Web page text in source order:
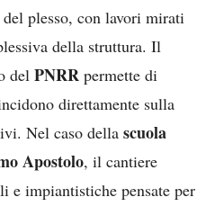
plesso, con lavori mirati
della struttura. Il
del PNRR permette di
direttamente sulla
Nel caso della scuola
Apostolo, il cantiere
e impiantistiche pensate per